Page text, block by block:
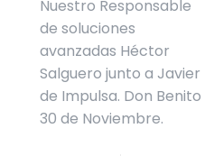
Nuestro Responsable
de soluciones
avanzadas Héctor
Salguero junto a Javier
de Impulsa. Don Benito
30 de Noviembre.